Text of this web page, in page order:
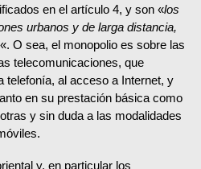
en el artículo 4, y son «los
urbanos y de larga distancia,
«. O sea, el monopolio es sobre las
telecomunicaciones, que
telefonía, al acceso a Internet, y
en su prestación básica como
y sin duda a las modalidades
y, en particular los